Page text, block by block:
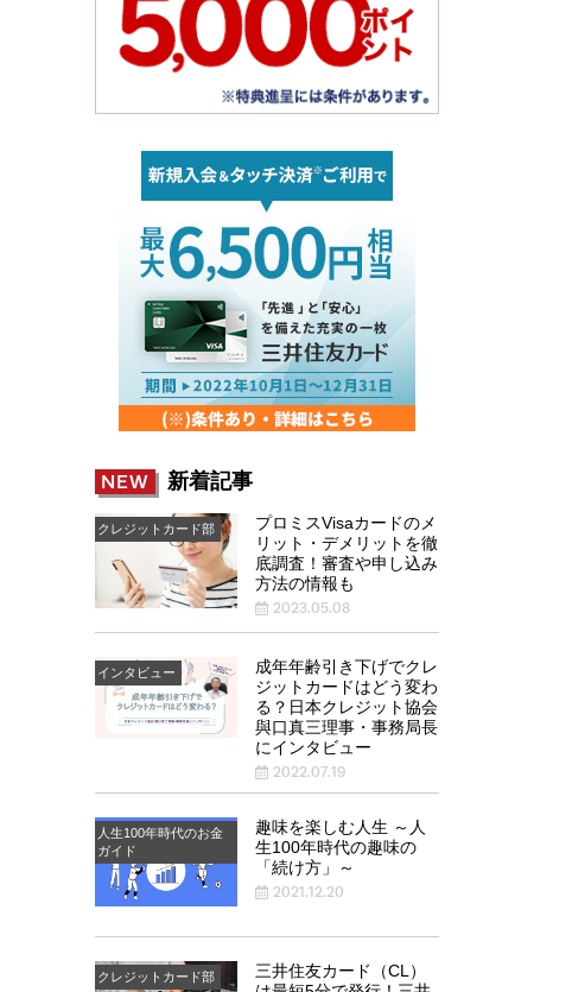
NEW 新着記事
クレジットカード部
プロミスVisaカードのメ
リット・デメリットを徹
底調査！審査や申し込み
方法の情報も
2023.05.08
インタビュー
成年年齢引き下げでクレ
ジットカードはどう変わ
る？日本クレジット協会
與口真三理事・事務局長
にインタビュー
2022.07.19
人生100年時代のお金
ガイド
趣味を楽しむ人生 ～人
生100年時代の趣味の
「続け方」～
2021.12.20
クレジットカード部
三井住友カード（CL）